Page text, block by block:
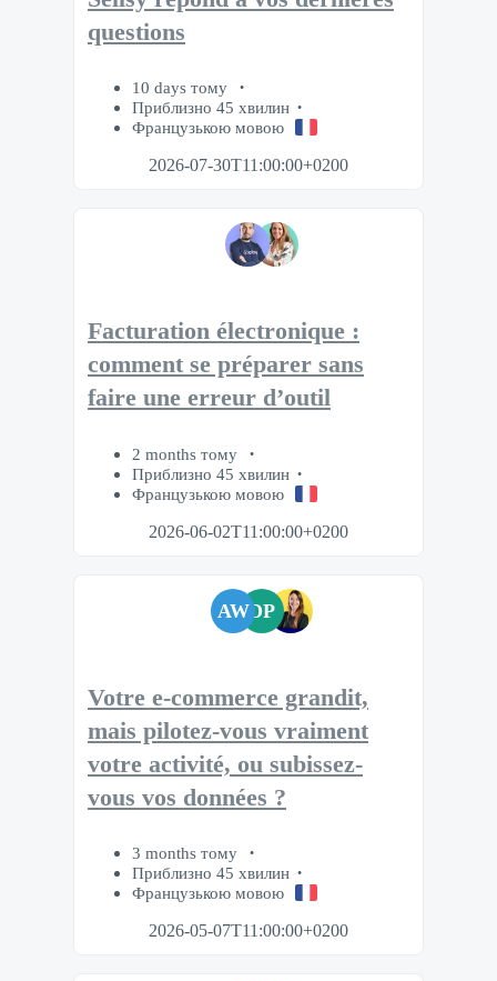
questions
10 days тому
Приблизно 45 хвилин
Французькою мовою
2026-07-30T11:00:00+0200
Facturation électronique :
comment se préparer sans
faire une erreur d’outil
2 months тому
Приблизно 45 хвилин
Французькою мовою
2026-06-02T11:00:00+0200
AWDP
Votre e-commerce grandit,
mais pilotez-vous vraiment
votre activité, ou subissez-
vous vos données ?
3 months тому
Приблизно 45 хвилин
Французькою мовою
2026-05-07T11:00:00+0200